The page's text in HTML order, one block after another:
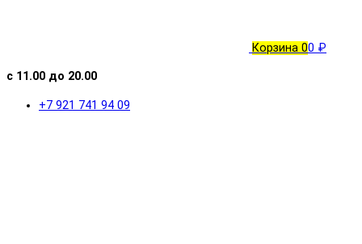
Корзина 00 ₽
с 11.00 до 20.00
+7 921 741 94 09